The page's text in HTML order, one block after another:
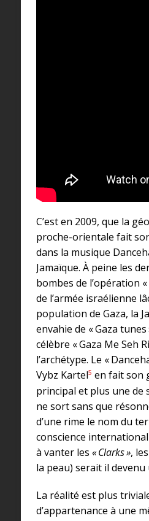
C’est en 2009, que la
proche-orientale fait
dans la musique
Jamaïque. À peine les
bombes de l’opération
de l’armée israélienne
population de Gaza, la
envahie de « Gaza
célèbre « Gaza Me Seh
l’archétype. Le «
Vybz Kartel5 en fait son
principal et plus une de
ne sort sans que
d’une rime le nom du
conscience
à vanter les « Clarks », les
la peau) serait il
La réalité est plus
d’appartenance à une